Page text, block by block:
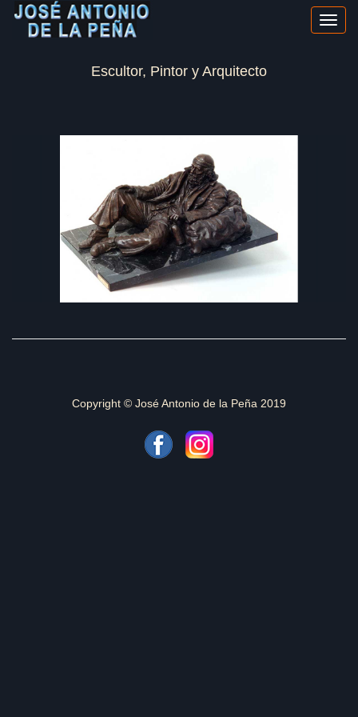
Escultor, Pintor y Arquitecto
Copyright © José Antonio de la Peña 2019